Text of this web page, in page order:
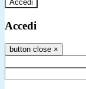
Accedi
Accedi
button close ×